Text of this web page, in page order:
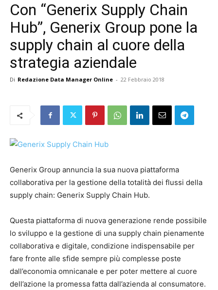
Con “Generix Supply Chain
Hub”, Generix Group pone la
supply chain al cuore della
strategia aziendale
Di Redazione Data Manager Online - 22 Febbraio 2018
Generix Group annuncia la sua nuova piattaforma
collaborativa per la gestione della totalità dei flussi della
supply chain: Generix Supply Chain Hub.
Questa piattaforma di nuova generazione rende possibile
lo sviluppo e la gestione di una supply chain pienamente
collaborativa e digitale, condizione indispensabile per
fare fronte alle sfide sempre più complesse poste
dall’economia omnicanale e per poter mettere al cuore
dell’azione la promessa fatta dall’azienda al consumatore.